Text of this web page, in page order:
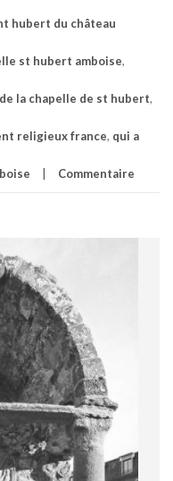
hubert du château
st hubert amboise,
la chapelle de st hubert,
religieux france, qui a
Commentaire